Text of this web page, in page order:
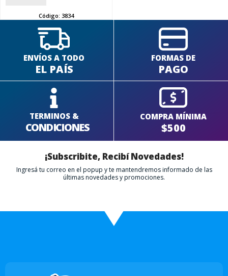
Código: 3834
ENVÍOS A TODO
EL PAÍS
FORMAS DE
PAGO
TERMINOS &
CONDICIONES
COMPRA MÍNIMA
$500
¡Subscribite, Recibí Novedades!
Ingresá tu correo en el popup y te mantendremos informado de las
últimas novedades y promociones.